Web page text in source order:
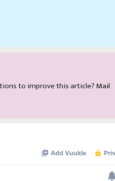
to improve this article?Mail